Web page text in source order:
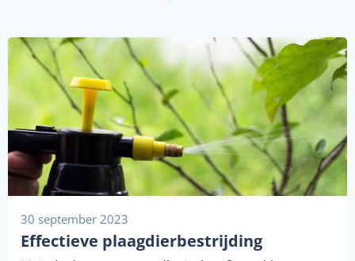
30 september 2023
Effectieve plaagdierbestrijding